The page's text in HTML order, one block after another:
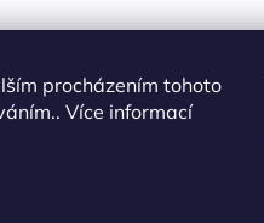
procházením tohoto
Více informací